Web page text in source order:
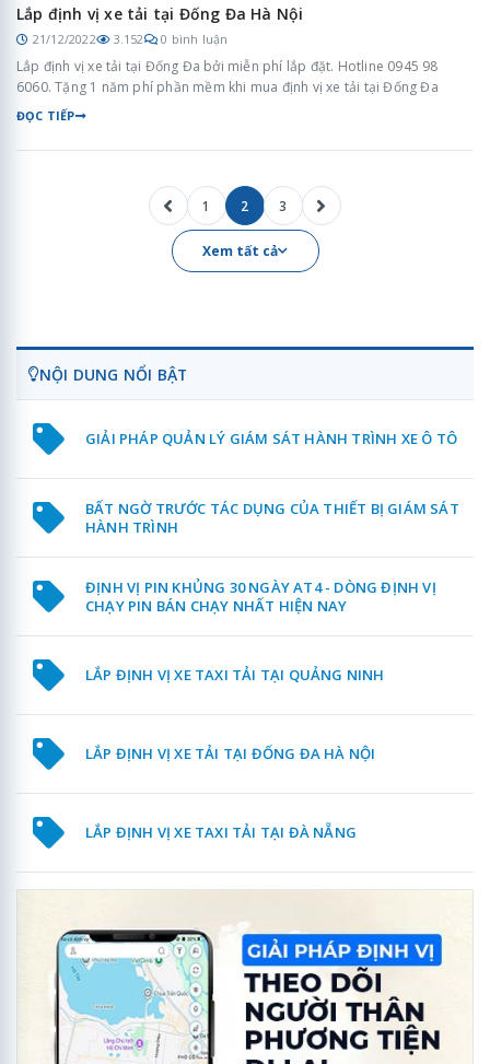
Lắp định vị xe tải tại Đống Đa Hà Nội
21/12/2022 3.152 0 bình luận
Lắp định vị xe tải tại Đống Đa bởi miễn phí lắp đặt. Hotline 0945 98
6060. Tặng 1 năm phí phần mềm khi mua định vị xe tải tại Đống Đa
ĐỌC TIẾP
1 2 3
Xem tất cả
NỘI DUNG NỔI BẬT
GIẢI PHÁP QUẢN LÝ GIÁM SÁT HÀNH TRÌNH XE Ô TÔ
BẤT NGỜ TRƯỚC TÁC DỤNG CỦA THIẾT BỊ GIÁM SÁT
HÀNH TRÌNH
ĐỊNH VỊ PIN KHỦNG 30 NGÀY AT4 - DÒNG ĐỊNH VỊ
CHẠY PIN BÁN CHẠY NHẤT HIỆN NAY
LẮP ĐỊNH VỊ XE TAXI TẢI TẠI QUẢNG NINH
LẮP ĐỊNH VỊ XE TẢI TẠI ĐỐNG ĐA HÀ NỘI
LẮP ĐỊNH VỊ XE TAXI TẢI TẠI ĐÀ NẴNG